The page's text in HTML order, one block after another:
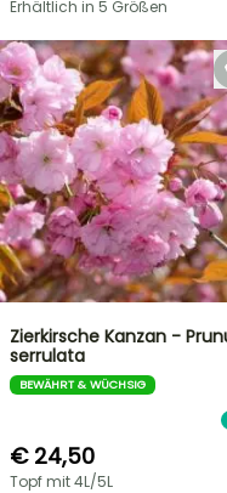
Erhältlich in 5 Größen
Zierkirsche Kanzan -
serrulata
BEWÄHRT & WÜCHSIG
€ 24,50
Topf mit 4L/5L